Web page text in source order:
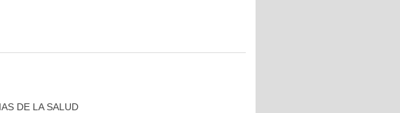
DE LA SALUD